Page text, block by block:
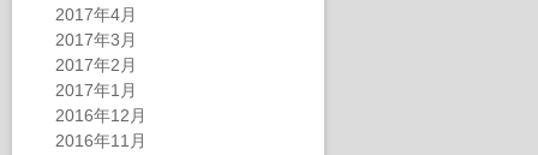
2017年4月
2017年3月
2017年2月
2017年1月
2016年12月
2016年11月